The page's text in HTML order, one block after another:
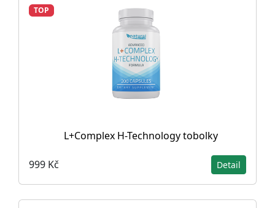
TOP
L+Complex H-Technology tobolky
999 Kč Detail